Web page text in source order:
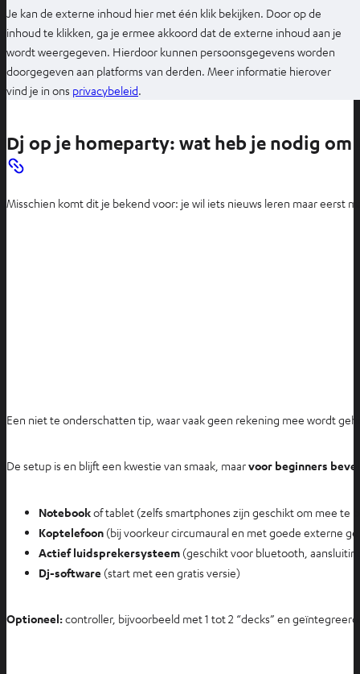
Je kan de externe inhoud hier met één klik bekijken. Door op de
inhoud te klikken, ga je ermee akkoord dat de externe inhoud aan je
wordt weergegeven. Hierdoor kunnen persoonsgegevens worden
doorgegeven aan platforms van derden. Meer informatie hierover
vind je in ons privacybeleid
n
n
.
Dj op je homeparty: wat heb je nodig om
Misschien komt dit je bekend voor: je wil iets nieuws leren maar eerst
Een niet te onderschatten tip, waar vaak geen rekening mee wordt
De setup is en blijft een kwestie van smaak, maarvoor beginners
Notebookof tablet (zelfs smartphones zijn geschikt om mee te
Koptelefoon (bij voorkeur circumaural en met goede externe
Actief luidsprekersysteem (geschikt voor bluetooth,
Dj-software (start met een gratis versie)
Optioneel:controller, bijvoorbeeld met 1 tot 2 “decks” en